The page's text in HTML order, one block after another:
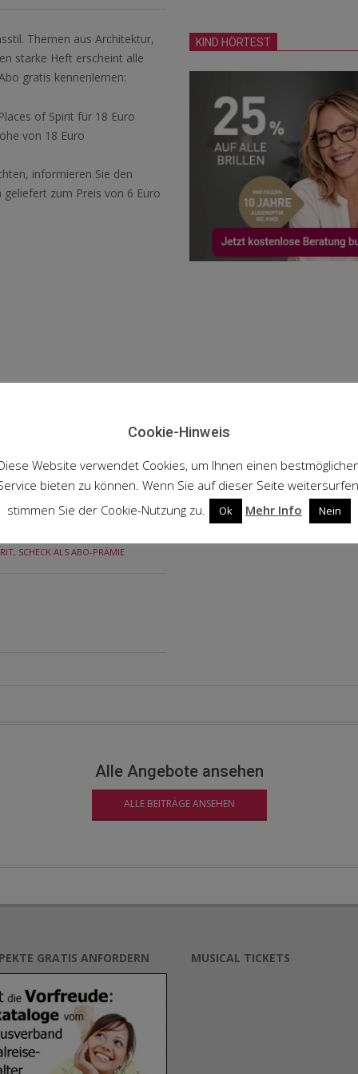
Themen aus Architektur,
starke Heft erscheint alle
gratis kennenlernen:
of Spirit für 18 Euro
von 18 Euro
informieren Sie den
zum Preis von 6 Euro
, SCHECK ALS ABO-PRÄMIE
KIND HÖRTEST
Alle Angebote ansehen
ALLE BEITRÄGE ANSEHEN
GRATIS ANFORDERN MUSICAL TICKETS
Cookie-Hinweis
Website verwendet Cookies, um Ihnen einen
bieten zu können. Wenn Sie auf dieser Seite
stimmen Sie der Cookie-Nutzung zu.
Ok Mehr Info Nein